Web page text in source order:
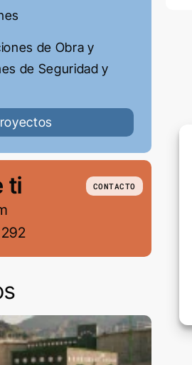
de Obra y
de Seguridad y
ti CONTACTO